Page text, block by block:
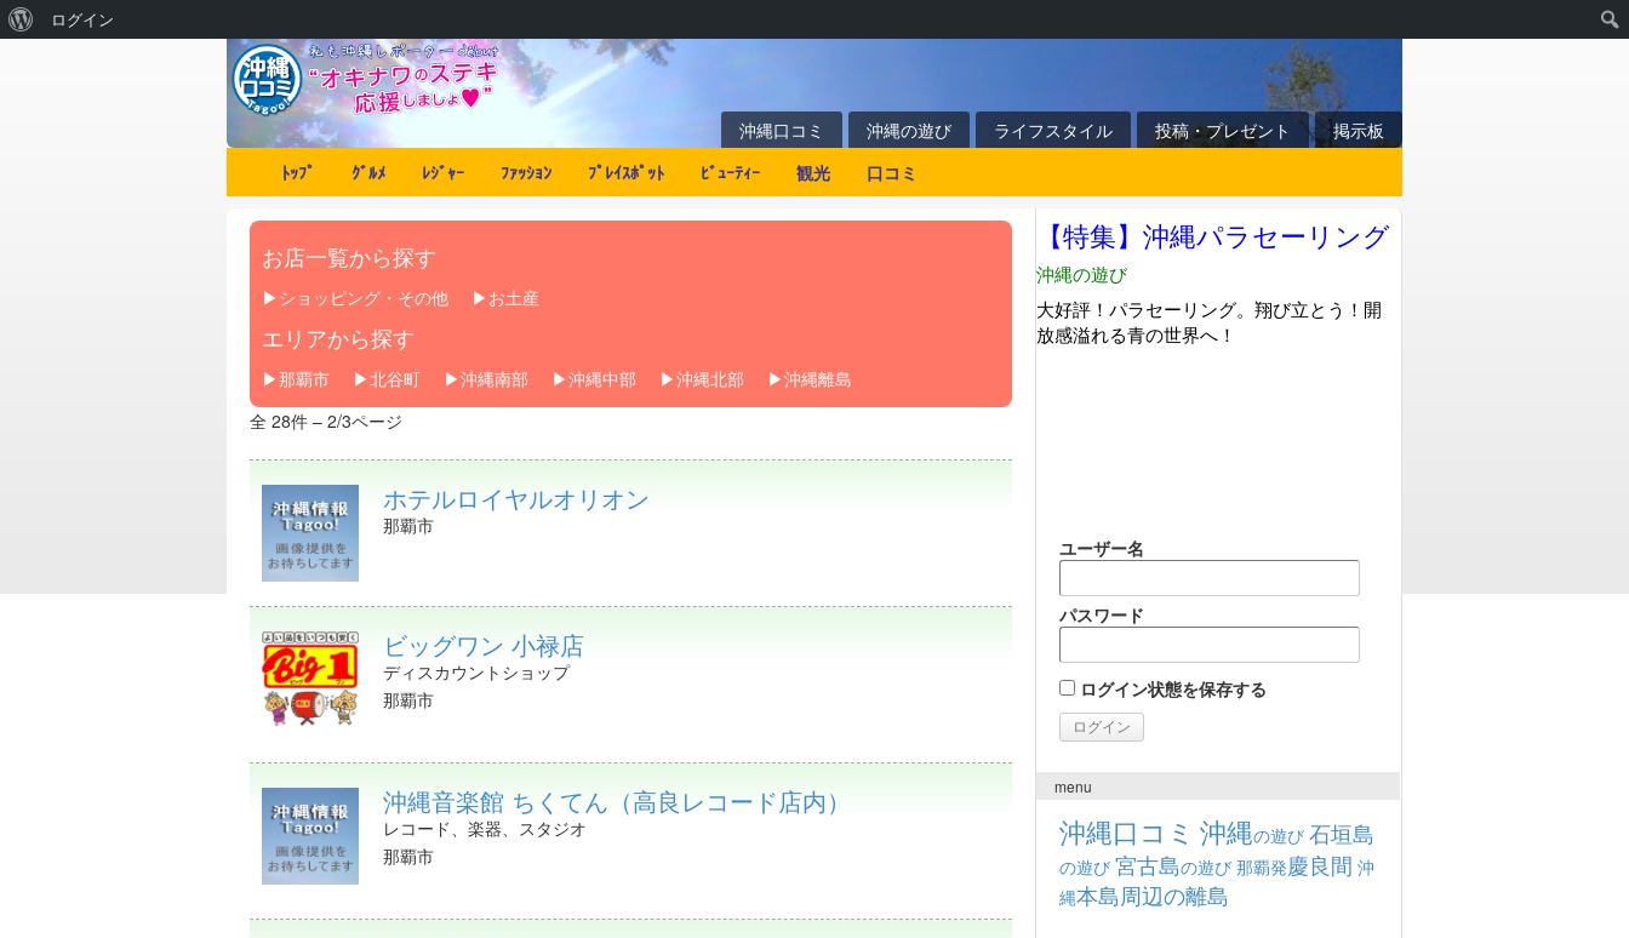
沖縄口コミ 沖縄の遊び ライフスタイル 投稿・プレゼント
掲示板
ﾄｯﾌﾟ
ｸﾞﾙﾒ ﾚｼﾞｬｰ ﾌｧｯｼｮﾝ ﾌﾟﾚｲｽﾎﾟｯﾄ ﾋﾞｭｰﾃｨｰ 観光 口コミ
お店一覧から探す
ショッピング・その他 お土産
エリアから探す
那覇市 北谷町 沖縄南部 沖縄中部 沖縄北部
沖縄離島
全 28件 – 2/3ページ
ホテルロイヤルオリオン
那覇市
ビッグワン 小禄店
ディスカウントショップ
那覇市
沖縄音楽館 ちくてん（高良レコード店内）
レコード、楽器、スタジオ
那覇市
ユーザー名
パスワード
ログイン状態を保存する
menu
沖縄口コミ 沖縄の遊び 石垣島
の遊び 宮古島の遊び 那覇発慶良間 沖
縄本島周辺の離島
ログイン